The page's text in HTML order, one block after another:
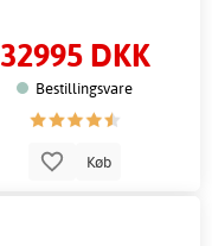
32995 DKK
Bestillingsvare
Køb